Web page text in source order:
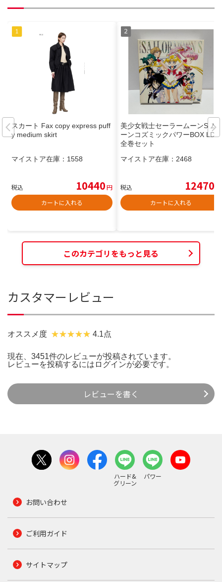
スカート Fax copy express puff
y medium skirt
マイストア在庫： 1558
税込 10440円
カートに入れる
美少女戦士セーラームーンS ム
ーンコズミックパワーBOX LD
全巻セット
マイストア在庫： 2468
税込 12470
カートに入れる
このカテゴリをもっと見る
カスタマーレビュー
オススメ度 4.1点
現在、3451件のレビューが投稿されています。
レビューを投稿するには ログインが必要です。
レビューを書く
ハード&
グリーン
パワー
お問い合わせ
ご利用ガイド
サイトマップ